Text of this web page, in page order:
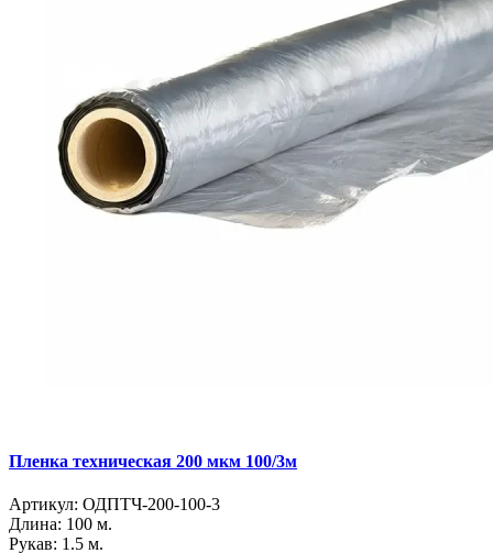
Пленка техническая 200 мкм 100/3м
Артикул: ОДПТЧ-200-100-3
Длина: 100 м.
Рукав: 1.5 м.